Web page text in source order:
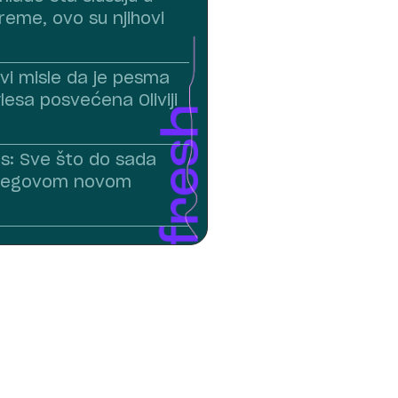
ovo su njihovi
misle da je pesma
posvećena Oliviji
Sve što do sada
novom